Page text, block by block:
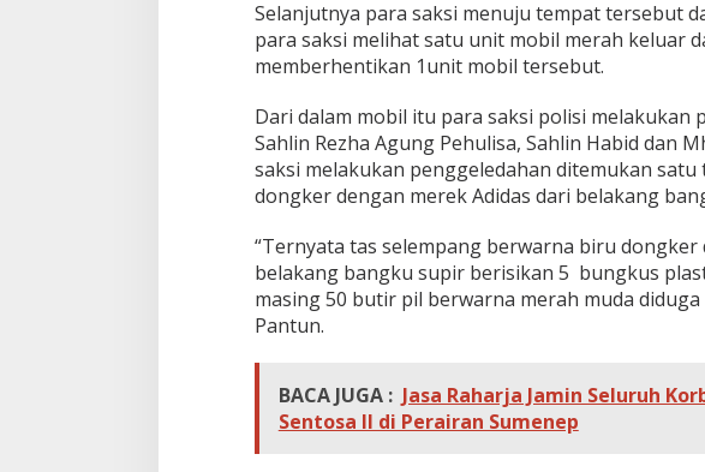
Selanjutnya para saksi menuju tempat tersebut
para saksi melihat satu unit mobil merah keluar
memberhentikan 1unit mobil tersebut.
Dari dalam mobil itu para saksi polisi melakukan
Sahlin Rezha Agung Pehulisa, Sahlin Habid dan
saksi melakukan penggeledahan ditemukan
dongker dengan merek Adidas dari belakang
“Ternyata tas selempang berwarna biru dongker
belakang bangku supir berisikan 5 bungkus
masing 50 butir pil berwarna merah muda
Pantun.
BACA JUGA : Jasa Raharja Jamin Seluruh
Sentosa II di Perairan Sumenep